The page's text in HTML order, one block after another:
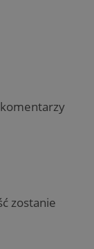
zostanie